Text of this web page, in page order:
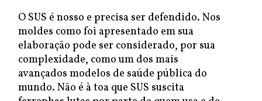
O SUS é nosso e precisa ser defendido. Nos
moldes como foi apresentado em sua
elaboração pode ser considerado, por sua
complexidade, como um dos mais
avançados modelos de saúde pública do
mundo. Não é à toa que SUS suscita